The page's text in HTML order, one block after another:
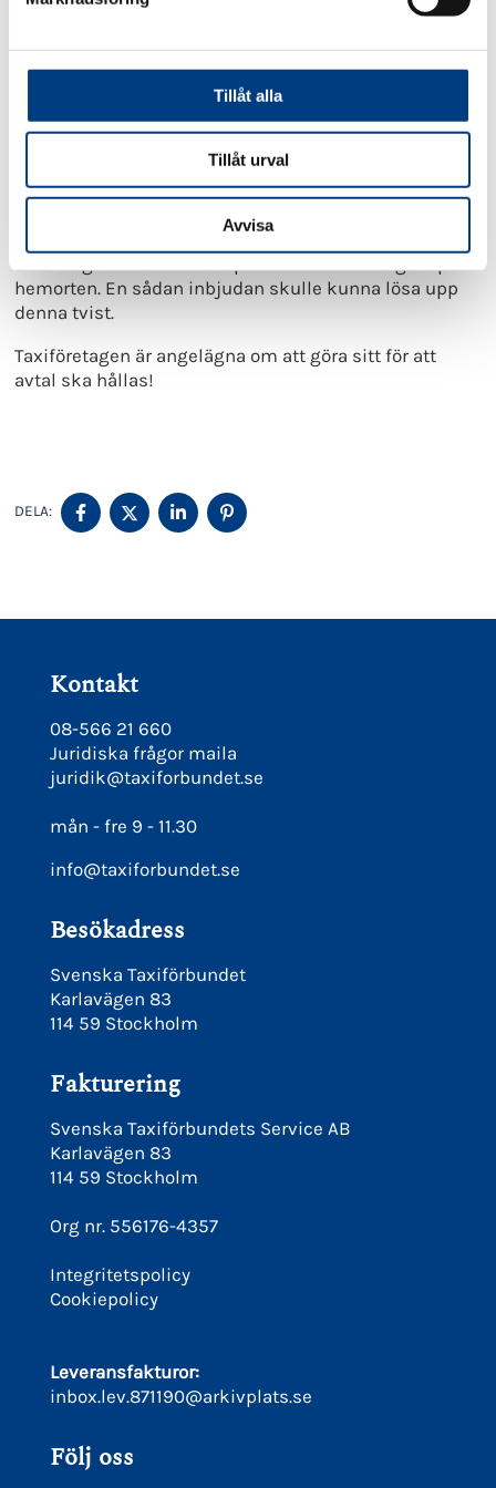
Tillåt alla
Tillåt urval
Avvisa
Politikerna måste ta ansvar
Din Tur är ett kommunalförbund som ägs av region
Västernorrland och dess kommuner. Din Tur är således
politiskt styrt med förtroendevalda.
Politikerna, måste rimligtvis inse vikten av att erbjuda
hemorten. En sådan inbjudan skulle kunna lösa upp
denna tvist.
Taxiföretagen är angelägna om att göra sitt för att
avtal ska hållas!
DELA:
DELA
PÅ
DELA
PÅ
DELA
PÅ
DELA
PÅ
Kontakt
08-566 21 660
Juridiska frågor maila
juridik@taxiforbundet.se
mån - fre 9 - 11.30
info@taxiforbundet.se
Besökadress
Svenska Taxiförbundet
Karlavägen 83
114 59 Stockholm
Fakturering
Svenska Taxiförbundets Service AB
Karlavägen 83
114 59 Stockholm
Org nr. 556176-4357
Integritetspolicy
Cookiepolicy
Leveransfakturor:
inbox.lev.871190@arkivplats.se
Följ oss